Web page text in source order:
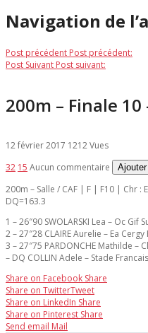
Navigation de
Post précédent Post précédent:
Post Suivant Post suivant:
200m – Finale
12 février 2017 1212 Vues
32 15 Aucun commentaire
200m – Salle / CAF | F | F10 | Chr : E
DQ=163.3
1 – 26″90 SWOLARSKI Lea – Oc Gif
2 – 27″28 CLAIRE Aurelie – Ea
3 – 27″75 PARDONCHE Mathilde –
– DQ COLLIN Adele – Stade
Share on Facebook Share
Share on TwitterTweet
Share on LinkedIn Share
Share on Pinterest Share
Send email Mail